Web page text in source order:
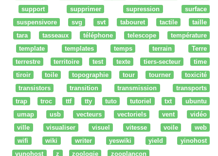
support
supprimer supression
surface
suspensivore
svg svt tabouret tactile
taille
tara
tasseaux téléphone telescope
température
template
templates temps terrain
Terre
terrestre
territoire test texte tiers-secteur
time
tiroir
toile topographie tour tourner
toxicité
transistors
transition transmission
transports
trap
troc ttf tty tuto tutoriel txt
ubuntu
umap
usb vecteurs vectoriels vent
vidéo
ville
visualiser visuel vitesse voile
web
wifi
wiki writer yeswiki yield
yinohost
yunohost
z zoologie zooplancon